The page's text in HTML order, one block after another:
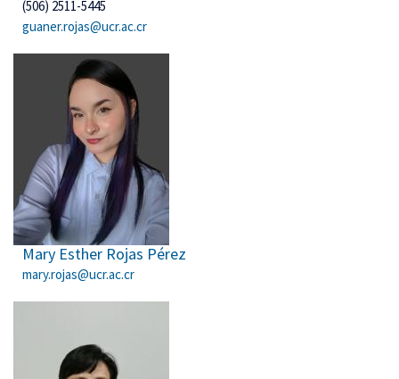
(506) 2511-5445
guaner.rojas@ucr.ac.cr
Mary Esther Rojas Pérez
mary.rojas@ucr.ac.cr